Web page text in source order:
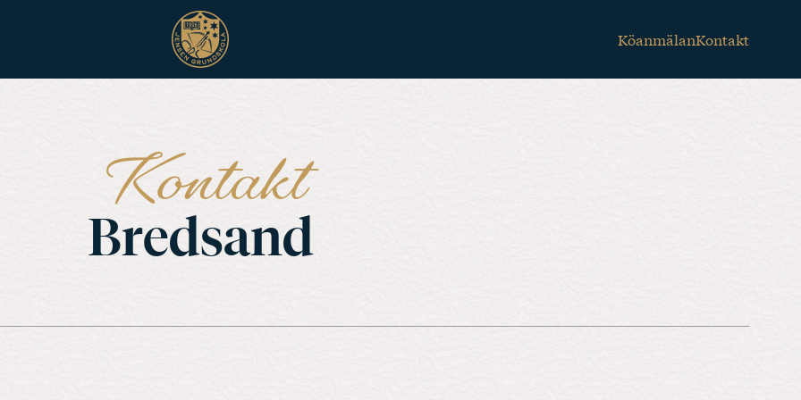
KöanmälanKontakt
Kontakt
Bredsand